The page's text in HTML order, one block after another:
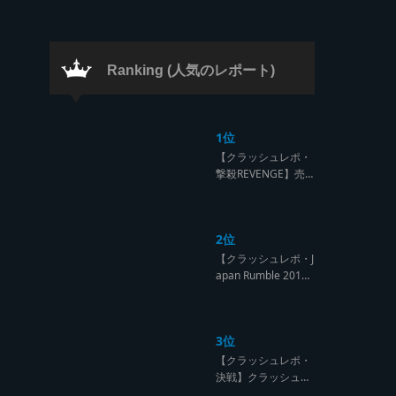
Ranking (人気のレポート)
1位
【クラッシュレポ・
撃殺REVENGE】売
【Yard Beat vs Like
A Stream レゲエサ
ウンド クラッシュレ
2位
【クラッシュレポ・J
apan Rumble 201
ASH【レゲエサウン
ド クラッシュレポー
ト】
3位
【クラッシュレポ・
決戦】クラッシュ戦